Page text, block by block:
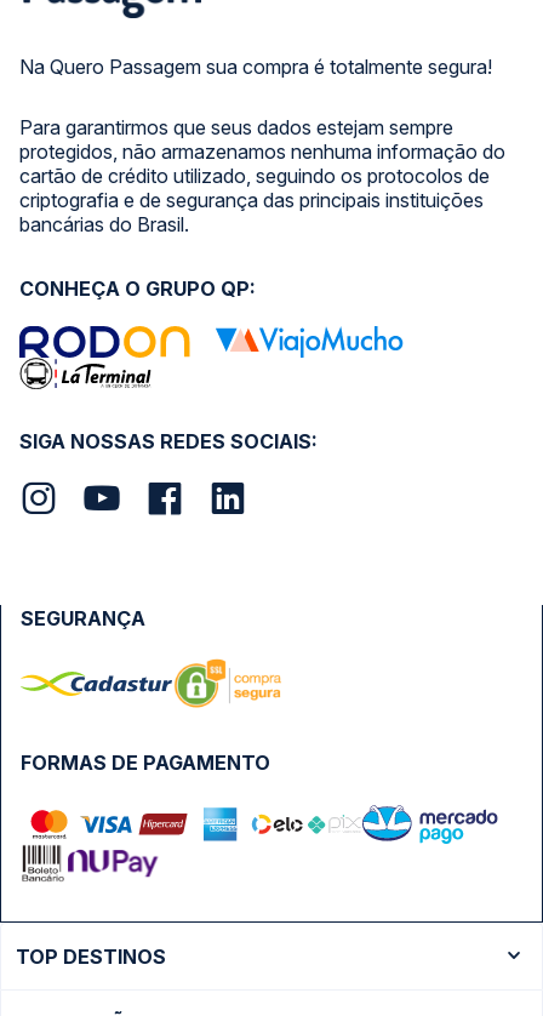
Na Quero Passagem sua compra é totalmente segura!
Para garantirmos que seus dados estejam sempre
protegidos, não armazenamos nenhuma informação do
cartão de crédito utilizado, seguindo os protocolos de
criptografia e de segurança das principais instituições
bancárias do Brasil.
SIGA NOSSAS REDES SOCIAIS:
CONHEÇA O GRUPO QP:
FORMAS DE PAGAMENTO
SEGURANÇA
TOP DESTINOS